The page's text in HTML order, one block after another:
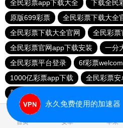
全民彩票app下载大全
下载全民
原版699彩票
全民彩票下载大全
全民彩票下载大全官网
全民彩票
全民彩票官网app下载安装
一分
全民彩票平台登录
6f彩票
1000亿彩票app下载
全民彩票安
新人送29元彩金平台
首页 安卓 苹果
永久免费使用的加速器